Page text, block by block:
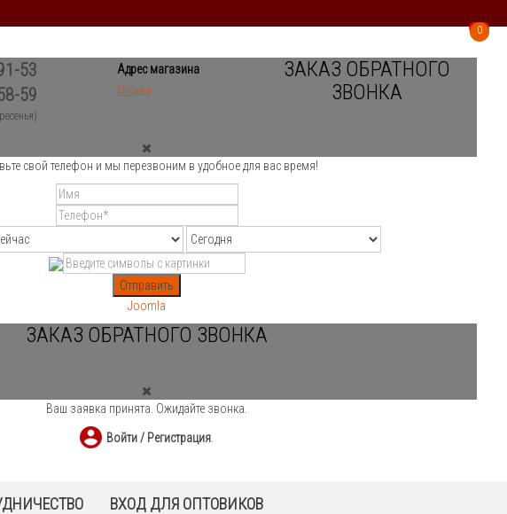
53
59
Адрес магазина
Москва
ЗАКАЗ ОБРАТНОГО
ЗВОНКА
свой телефон и мы перезвоним в удобное для вас время!
Отправить
Joomla
ЗАКАЗ ОБРАТНОГО ЗВОНКА
Ваш заявка принята. Ожидайте звонка.
Войти / Регистрация
00
ВХОД ДЛЯ ОПТОВИКОВ